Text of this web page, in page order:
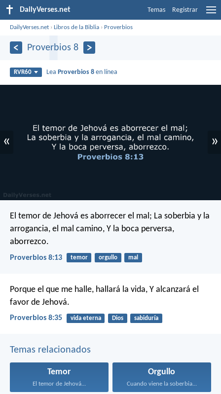
DailyVerses.net Temas Registrar
DailyVerses.net ›Libros de la Biblia › Proverbios
Proverbios 8
RVR60 Lea Proverbios 8 en línea
« »
El temor de Jehová es aborrecer el mal; La soberbia y la
arrogancia, el mal camino, Y la boca perversa,
aborrezco.
Proverbios 8:13 temor orgullo mal
Porque el que me halle, hallará la vida, Y alcanzará el
favor de Jehová.
Proverbios 8:35 vida eterna Dios sabiduría
Temas relacionados
Temor
El temor de Jehová...
Orgullo
Cuando viene la soberbia...